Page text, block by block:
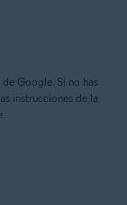
Google. Si no has
instrucciones de la